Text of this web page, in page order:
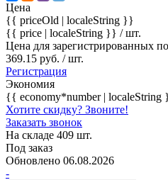
Цена
{{ priceOld | localeString }}
{{ price | localeString }} / шт.
Цена для зарегистрированных
369.15 руб. / шт.
Регистрация
Экономия
{{ economy*number | localeString
Хотите скидку? Звоните!
Заказать звонок
На складе 409 шт.
Под заказ
Обновлено 06.08.2026
-